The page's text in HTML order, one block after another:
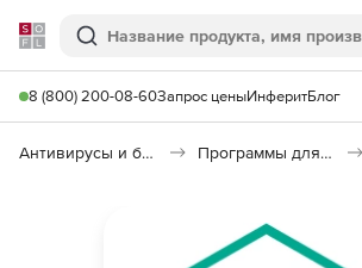
Softline
Поиск
8 (800) 200-08-60Запрос ценыИнферитБлог
Антивирусы и безопасность Программы для защиты информации